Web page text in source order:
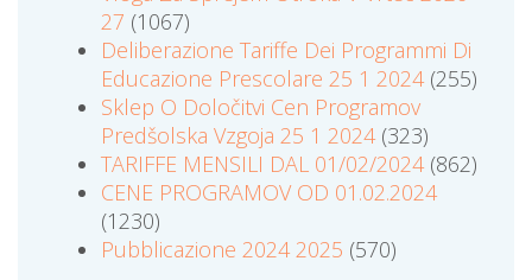
27 (1067)
Deliberazione Tariffe Dei Programmi Di
Educazione Prescolare 25 1 2024(255)
Sklep O Določitvi Cen Programov
Predšolska Vzgoja 25 1 2024(323)
TARIFFE MENSILI DAL 01/02/2024(862)
CENE PROGRAMOV OD 01.02.2024
(1230)
Pubblicazione 2024 2025 (570)